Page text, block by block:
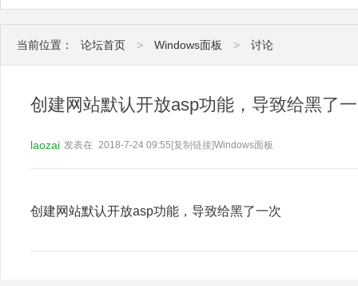
当前位置： 论坛首页 > Windows面板 > 讨论
创建网站默认开放asp功能，导致给黑了
laozai 发表在 Windows面板
2018-7-24 09:55 [复制链接]
创建网站默认开放asp功能，导致给黑了一次